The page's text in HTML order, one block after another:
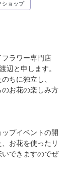
ショップ
ラワー専門店
辺と申します。
ちに独立し、
お花の楽しみ方
プイベントの開
お花を使ったリ
いできますのでぜ